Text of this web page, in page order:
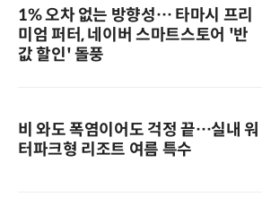
1% 오차 없는 방향성… 타마시 프리
미엄 퍼터, 네이버 스마트스토어 '반
값 할인' 돌풍
비 와도 폭염이어도 걱정 끝…실내 워
터파크형 리조트 여름 특수